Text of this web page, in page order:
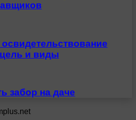
и виды
забор на даче